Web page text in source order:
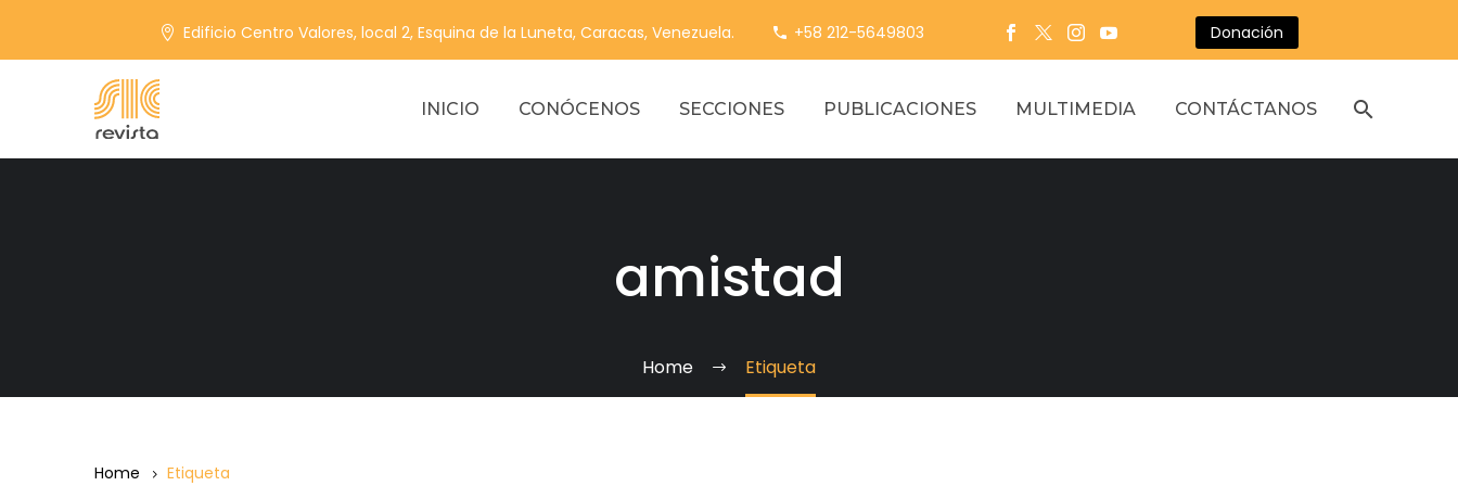
Edificio Centro Valores, local 2, Esquina de la Luneta, Caracas, Venezuela. +58 212-5649803 Donación
INICIO CONÓCENOS SECCIONES PUBLICACIONES MULTIMEDIA CONTÁCTANOS
amistad
Home Etiqueta
Home Etiqueta